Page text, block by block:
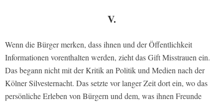
V.
Wenn die Bürger merken, dass ihnen und der Öffentlichkeit
Informationen vorenthalten werden, zieht das Gift Misstrauen ein.
Das begann nicht mit der Kritik an Politik und Medien nach der
Kölner Silvesternacht. Das setzte vor langer Zeit dort ein, wo das
persönliche Erleben von Bürgern und dem, was ihnen Freunde